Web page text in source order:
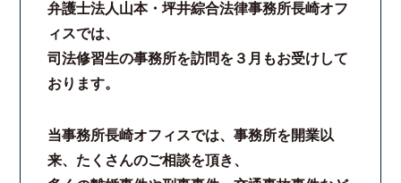
ご相談の流れ
弁護士費用
お客様の声
弁護士法人山本・坪井綜合法律事務所長崎オフ
ィスでは、
司法修習生の事務所を訪問を３月もお受けして
おります。
当事務所長崎オフィスでは、事務所を開業以
来、たくさんのご相談を頂き、